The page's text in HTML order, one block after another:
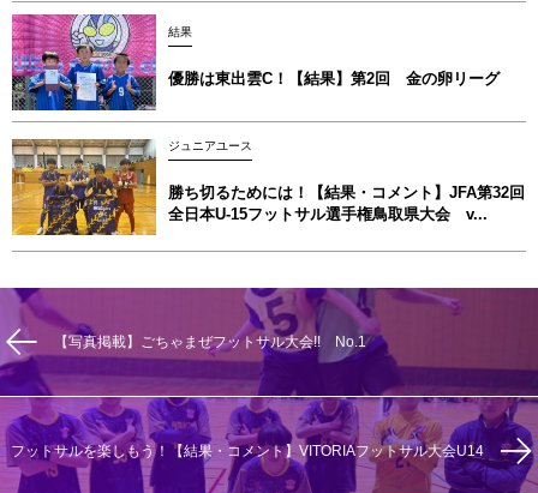
結果
優勝は東出雲C！【結果】第2回 金の卵リーグ
ジュニアユース
勝ち切るためには！【結果・コメント】JFA第32回
全日本U-15フットサル選手権鳥取県大会 v...
【写真掲載】ごちゃまぜフットサル大会!! No.1
フットサルを楽しもう！【結果・コメント】VITORIAフットサル大会U14